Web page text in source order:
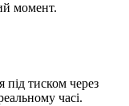
момент.
тиском через
часі.